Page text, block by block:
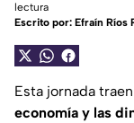
lectura
Escrito por: Efraín Ríos
Esta jornada
economía y las